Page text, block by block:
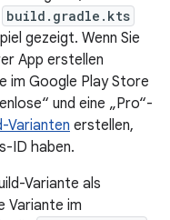
build.gradle.kts
gezeigt. Wenn Sie
App erstellen
im Google Play Store
und eine „Pro“-
Varianten erstellen,
ID haben.
Variante als
Variante im